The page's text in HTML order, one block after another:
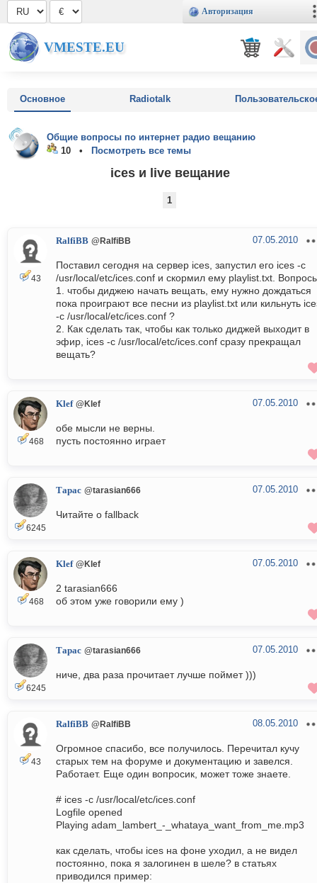
Авторизация
VMESTE.EU
Основное Radiotalk
Общие вопросы по интернет радио вещанию
10 •
Посмотреть все темы
ices и live вещание
1
43
RalfiBB @RalfiBB 07.05.2010
Поставил сегодня на сервер ices, запустил его ices -c
/usr/local/etc/ices.conf и скормил ему playlist.txt.
1. чтобы диджею начать вещать, ему нужно дождаться
пока проиграют все песни из playlist.txt или кильнуть
-c /usr/local/etc/ices.conf ?
2. Как сделать так, чтобы как только диджей выходит в
эфир, ices -c /usr/local/etc/ices.conf сразу прекращал
вещать?
468
Klef @Klef 07.05.2010
обе мысли не верны.
пусть постоянно играет
6245
Тарас @tarasian666 07.05.2010
Читайте о fallback
468
Klef @Klef 07.05.2010
2 tarasian666
об этом уже говорили ему )
6245
Тарас @tarasian666 07.05.2010
ниче, два раза прочитает лучше поймет )))
43
RalfiBB @RalfiBB 08.05.2010
Огромное спасибо, все получилось. Перечитал кучу
старых тем на форуме и документацию и завелся.
Работает. Еще один вопросик, может тоже знаете.
# ices -c /usr/local/etc/ices.conf
Logfile opened
Playing adam_lambert_-_whataya_want_from_me.mp3
как сделать, чтобы ices на фоне уходил, а не видел
постоянно, пока я залогинен в шеле? в статьях
приводился пример: